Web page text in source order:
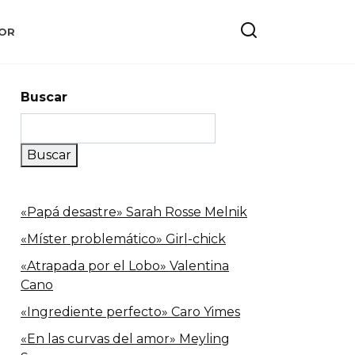
Buscar
Buscar
«Papá desastre» Sarah Rosse Melnik
«Míster problemático» Girl-chick
«Atrapada por el Lobo» Valentina
Cano
«Ingrediente perfecto» Caro Yimes
«En las curvas del amor» Meyling